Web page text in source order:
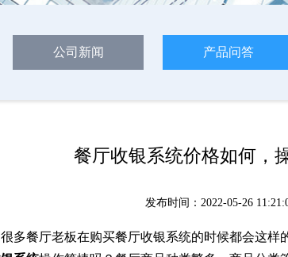
公司新闻 产品问答
餐厅收银系统价格如何，
发布时间：2022-05-26
多餐厅老板在购买餐厅收银系统的时候都会这